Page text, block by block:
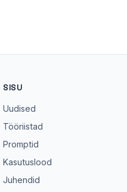
SISU
Uudised
Tööriistad
Promptid
Kasutuslood
Juhendid